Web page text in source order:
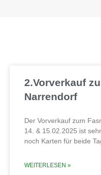
2.Vorverkauf
Narrendorf
Der Vorverkauf zum
14. & 15.02.2025 ist
noch Karten für beide
WEITERLESEN »